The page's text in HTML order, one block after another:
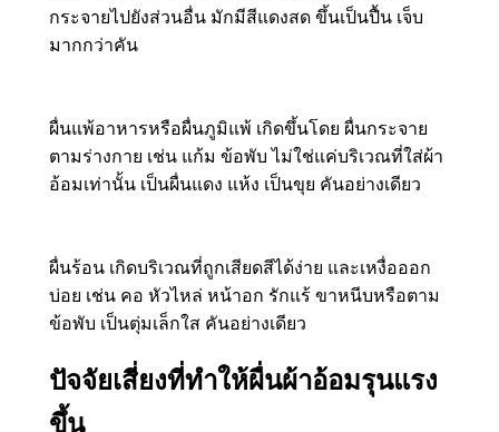
กระจายไปยังส่วนอื่น มักมีสีแดงสด ขึ้นเป็นปื้น เจ็บ
มากกว่าคัน
ผื่นแพ้อาหารหรือผื่นภูมิแพ้ เกิดขึ้นโดย ผื่นกระจาย
ตามร่างกาย เช่น แก้ม ข้อพับ ไม่ใช่แค่บริเวณที่ใส่ผ้า
อ้อมเท่านั้น เป็นผื่นแดง แห้ง เป็นขุย คันอย่างเดียว
ผื่นร้อน เกิดบริเวณที่ถูกเสียดสีได้ง่าย และเหงื่อออก
บ่อย เช่น คอ หัวไหล่ หน้าอก รักแร้ ขาหนีบหรือตาม
ข้อพับ เป็นตุ่มเล็กใส คันอย่างเดียว
ปัจจัยเสี่ยงที่ทำให้ผื่นผ้าอ้อมรุนแรง
ขึ้น